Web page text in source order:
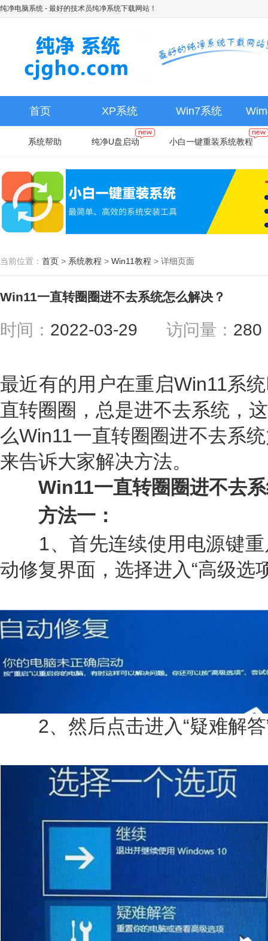
纯净电脑系统 - 最好的技术员纯净系统下载网站！
首页 XP系统 Win7系统
系统帮助 纯净U盘启动 小白一键重装系统教程
当前位置： 首页 > 系统教程 > Win11教程 > 详细页面
Win11一直转圈圈进不去系统怎么解决？
时间： 2022-03-29 访问量：
最近有的用户在重启Win11系
直转圈圈，总是进不去系统，
么Win11一直转圈圈进不去系
来告诉大家解决方法。
Win11一直转圈圈进不去系
方法一：
1、首先连续使用电源键重
动修复界面，选择进入“高级选
2、然后点击进入“疑难解答